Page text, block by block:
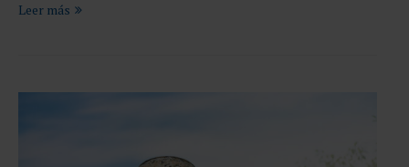
Leer más